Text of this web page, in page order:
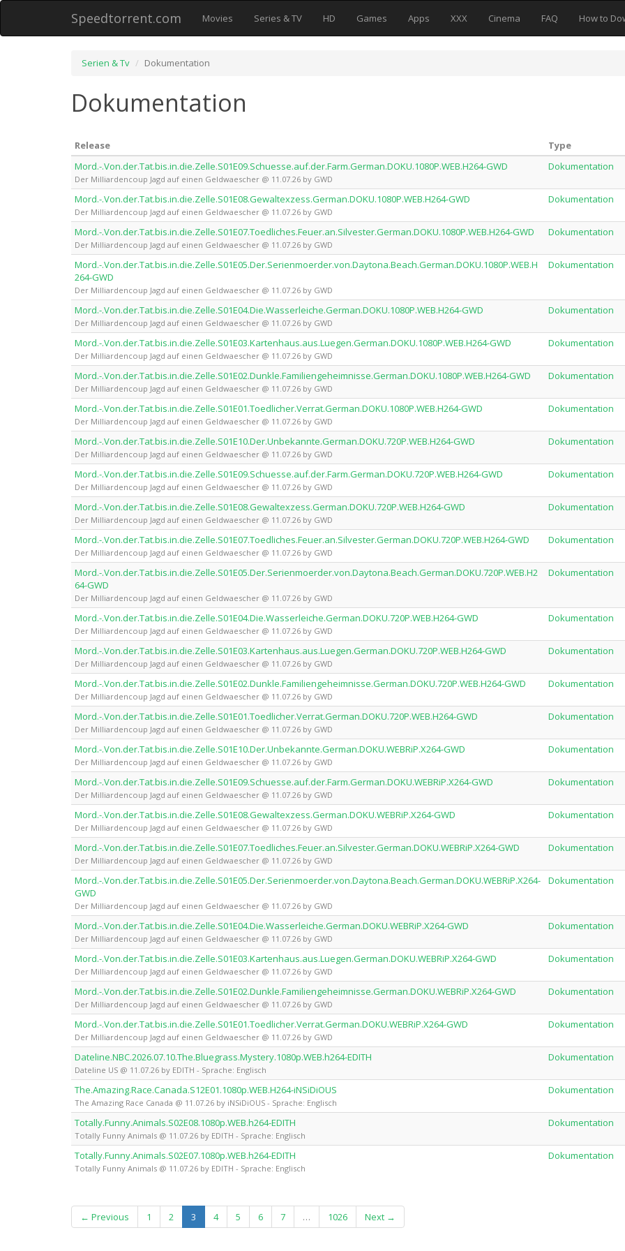
Speedtorrent.com Movies Series & TV HD Games Apps XXX Cinema FAQ How to
Serien & Tv Dokumentation
Dokumentation
Release
Type
Mord.-.Von.der.Tat.bis.in.die.Zelle.S01E09.Schuesse.auf.der.Farm.German.DOKU.1080P.WEB.H264-GWD
Der Milliardencoup Jagd auf einen Geldwaescher @ 11.07.26 by GWD
Dokumentation
Mord.-.Von.der.Tat.bis.in.die.Zelle.S01E08.Gewaltexzess.German.DOKU.1080P.WEB.H264-GWD
Der Milliardencoup Jagd auf einen Geldwaescher @ 11.07.26 by GWD
Dokumentation
Mord.-.Von.der.Tat.bis.in.die.Zelle.S01E07.Toedliches.Feuer.an.Silvester.German.DOKU.1080P.WEB.H264-GWD
Der Milliardencoup Jagd auf einen Geldwaescher @ 11.07.26 by GWD
Dokumentation
Mord.-.Von.der.Tat.bis.in.die.Zelle.S01E05.Der.Serienmoerder.von.Daytona.Beach.German.DOKU.1080P.WEB.H
264-GWD
Der Milliardencoup Jagd auf einen Geldwaescher @ 11.07.26 by GWD
Dokumentation
Mord.-.Von.der.Tat.bis.in.die.Zelle.S01E04.Die.Wasserleiche.German.DOKU.1080P.WEB.H264-GWD
Der Milliardencoup Jagd auf einen Geldwaescher @ 11.07.26 by GWD
Dokumentation
Mord.-.Von.der.Tat.bis.in.die.Zelle.S01E03.Kartenhaus.aus.Luegen.German.DOKU.1080P.WEB.H264-GWD
Der Milliardencoup Jagd auf einen Geldwaescher @ 11.07.26 by GWD
Dokumentation
Mord.-.Von.der.Tat.bis.in.die.Zelle.S01E02.Dunkle.Familiengeheimnisse.German.DOKU.1080P.WEB.H264-GWD
Der Milliardencoup Jagd auf einen Geldwaescher @ 11.07.26 by GWD
Dokumentation
Mord.-.Von.der.Tat.bis.in.die.Zelle.S01E01.Toedlicher.Verrat.German.DOKU.1080P.WEB.H264-GWD
Der Milliardencoup Jagd auf einen Geldwaescher @ 11.07.26 by GWD
Dokumentation
Mord.-.Von.der.Tat.bis.in.die.Zelle.S01E10.Der.Unbekannte.German.DOKU.720P.WEB.H264-GWD
Der Milliardencoup Jagd auf einen Geldwaescher @ 11.07.26 by GWD
Dokumentation
Mord.-.Von.der.Tat.bis.in.die.Zelle.S01E09.Schuesse.auf.der.Farm.German.DOKU.720P.WEB.H264-GWD
Der Milliardencoup Jagd auf einen Geldwaescher @ 11.07.26 by GWD
Dokumentation
Mord.-.Von.der.Tat.bis.in.die.Zelle.S01E08.Gewaltexzess.German.DOKU.720P.WEB.H264-GWD
Der Milliardencoup Jagd auf einen Geldwaescher @ 11.07.26 by GWD
Dokumentation
Mord.-.Von.der.Tat.bis.in.die.Zelle.S01E07.Toedliches.Feuer.an.Silvester.German.DOKU.720P.WEB.H264-GWD
Der Milliardencoup Jagd auf einen Geldwaescher @ 11.07.26 by GWD
Dokumentation
Mord.-.Von.der.Tat.bis.in.die.Zelle.S01E05.Der.Serienmoerder.von.Daytona.Beach.German.DOKU.720P.WEB.H2
64-GWD
Der Milliardencoup Jagd auf einen Geldwaescher @ 11.07.26 by GWD
Dokumentation
Mord.-.Von.der.Tat.bis.in.die.Zelle.S01E04.Die.Wasserleiche.German.DOKU.720P.WEB.H264-GWD
Der Milliardencoup Jagd auf einen Geldwaescher @ 11.07.26 by GWD
Dokumentation
Mord.-.Von.der.Tat.bis.in.die.Zelle.S01E03.Kartenhaus.aus.Luegen.German.DOKU.720P.WEB.H264-GWD
Der Milliardencoup Jagd auf einen Geldwaescher @ 11.07.26 by GWD
Dokumentation
Mord.-.Von.der.Tat.bis.in.die.Zelle.S01E02.Dunkle.Familiengeheimnisse.German.DOKU.720P.WEB.H264-GWD
Der Milliardencoup Jagd auf einen Geldwaescher @ 11.07.26 by GWD
Dokumentation
Mord.-.Von.der.Tat.bis.in.die.Zelle.S01E01.Toedlicher.Verrat.German.DOKU.720P.WEB.H264-GWD
Der Milliardencoup Jagd auf einen Geldwaescher @ 11.07.26 by GWD
Dokumentation
Mord.-.Von.der.Tat.bis.in.die.Zelle.S01E10.Der.Unbekannte.German.DOKU.WEBRiP.X264-GWD
Der Milliardencoup Jagd auf einen Geldwaescher @ 11.07.26 by GWD
Dokumentation
Mord.-.Von.der.Tat.bis.in.die.Zelle.S01E09.Schuesse.auf.der.Farm.German.DOKU.WEBRiP.X264-GWD
Der Milliardencoup Jagd auf einen Geldwaescher @ 11.07.26 by GWD
Dokumentation
Mord.-.Von.der.Tat.bis.in.die.Zelle.S01E08.Gewaltexzess.German.DOKU.WEBRiP.X264-GWD
Der Milliardencoup Jagd auf einen Geldwaescher @ 11.07.26 by GWD
Dokumentation
Mord.-.Von.der.Tat.bis.in.die.Zelle.S01E07.Toedliches.Feuer.an.Silvester.German.DOKU.WEBRiP.X264-GWD
Der Milliardencoup Jagd auf einen Geldwaescher @ 11.07.26 by GWD
Dokumentation
Mord.-.Von.der.Tat.bis.in.die.Zelle.S01E05.Der.Serienmoerder.von.Daytona.Beach.German.DOKU.WEBRiP.X264-
GWD
Der Milliardencoup Jagd auf einen Geldwaescher @ 11.07.26 by GWD
Dokumentation
Mord.-.Von.der.Tat.bis.in.die.Zelle.S01E04.Die.Wasserleiche.German.DOKU.WEBRiP.X264-GWD
Der Milliardencoup Jagd auf einen Geldwaescher @ 11.07.26 by GWD
Dokumentation
Mord.-.Von.der.Tat.bis.in.die.Zelle.S01E03.Kartenhaus.aus.Luegen.German.DOKU.WEBRiP.X264-GWD
Der Milliardencoup Jagd auf einen Geldwaescher @ 11.07.26 by GWD
Dokumentation
Mord.-.Von.der.Tat.bis.in.die.Zelle.S01E02.Dunkle.Familiengeheimnisse.German.DOKU.WEBRiP.X264-GWD
Der Milliardencoup Jagd auf einen Geldwaescher @ 11.07.26 by GWD
Dokumentation
Mord.-.Von.der.Tat.bis.in.die.Zelle.S01E01.Toedlicher.Verrat.German.DOKU.WEBRiP.X264-GWD
Der Milliardencoup Jagd auf einen Geldwaescher @ 11.07.26 by GWD
Dokumentation
Dateline.NBC.2026.07.10.The.Bluegrass.Mystery.1080p.WEB.h264-EDITH
Dateline US @ 11.07.26 by EDITH - Sprache: Englisch
Dokumentation
The.Amazing.Race.Canada.S12E01.1080p.WEB.H264-iNSiDiOUS
The Amazing Race Canada @ 11.07.26 by iNSiDiOUS - Sprache: Englisch
Dokumentation
Totally.Funny.Animals.S02E08.1080p.WEB.h264-EDITH
Totally Funny Animals @ 11.07.26 by EDITH - Sprache: Englisch
Dokumentation
Totally.Funny.Animals.S02E07.1080p.WEB.h264-EDITH
Totally Funny Animals @ 11.07.26 by EDITH - Sprache: Englisch
Dokumentation
← Previous 1 2 3 (current)
4 5 6 7 … 1026 Next →